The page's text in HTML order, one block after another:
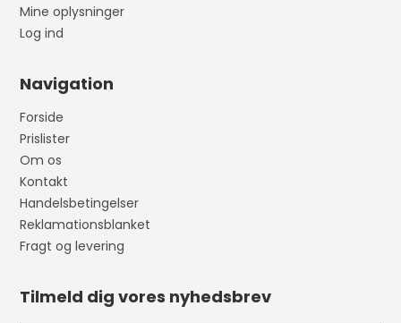
Mine oplysninger
Log ind
Navigation
Forside
Prislister
Om os
Kontakt
Handelsbetingelser
Reklamationsblanket
Fragt og levering
Tilmeld dig vores nyhedsbrev